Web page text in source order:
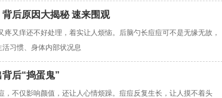
后原因大揭秘 速来围观
又痒还不好处理，着实让人烦恼。后脑勺长痘痘可不是无缘无故，
活习惯、身体内部状况息
后“捣蛋鬼”
不仅影响颜值，还让人心情烦躁。痘痘反复生长，让人摸不着头